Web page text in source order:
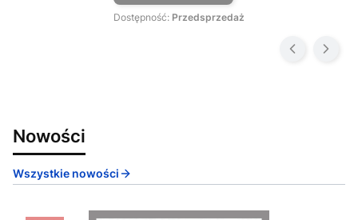
Dostępność: Przedsprzedaż
Nowości
Wszystkie nowości